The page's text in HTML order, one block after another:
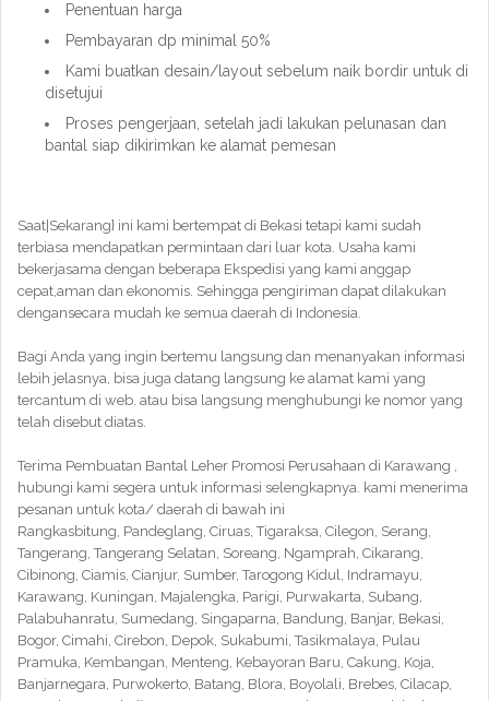
Penentuan harga
Pembayaran dp minimal 50%
Kami buatkan desain/layout sebelum naik bordir untuk di
disetujui
Proses pengerjaan, setelah jadi lakukan pelunasan dan
bantal siap dikirimkan ke alamat pemesan
Saat|Sekarang} ini kami bertempat di Bekasi tetapi kami sudah
terbiasa mendapatkan permintaan dari luar kota. Usaha kami
bekerjasama dengan beberapa Ekspedisi yang kami anggap
cepat,aman dan ekonomis. Sehingga pengiriman dapat dilakukan
dengansecara mudah ke semua daerah di Indonesia.
Bagi Anda yang ingin bertemu langsung dan menanyakan informasi
lebih jelasnya, bisa juga datang langsung ke alamat kami yang
tercantum di web. atau bisa langsung menghubungi ke nomor yang
telah disebut diatas.
Terima Pembuatan Bantal Leher Promosi Perusahaan di Karawang ,
hubungi kami segera untuk informasi selengkapnya. kami menerima
pesanan untuk kota/ daerah di bawah ini
Rangkasbitung, Pandeglang, Ciruas, Tigaraksa, Cilegon, Serang,
Tangerang, Tangerang Selatan, Soreang, Ngamprah, Cikarang,
Cibinong, Ciamis, Cianjur, Sumber, Tarogong Kidul, Indramayu,
Karawang, Kuningan, Majalengka, Parigi, Purwakarta, Subang,
Palabuhanratu, Sumedang, Singaparna, Bandung, Banjar, Bekasi,
Bogor, Cimahi, Cirebon, Depok, Sukabumi, Tasikmalaya, Pulau
Pramuka, Kembangan, Menteng, Kebayoran Baru, Cakung, Koja,
Banjarnegara, Purwokerto, Batang, Blora, Boyolali, Brebes, Cilacap,